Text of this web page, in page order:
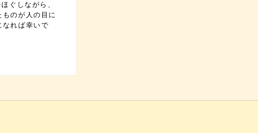
ぐしながら、
のが人の目に
なれば幸いで